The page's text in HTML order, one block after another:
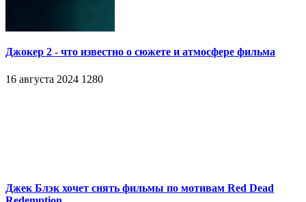
Джокер 2 - что известно о сюжете и атмосфере фильма
16 августа 2024 1280
Джек Блэк хочет снять фильмы по мотивам Red Dead